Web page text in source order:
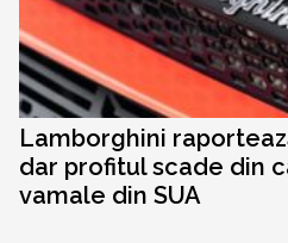
Lamborghini
dar profitul scade din
vamale din SUA